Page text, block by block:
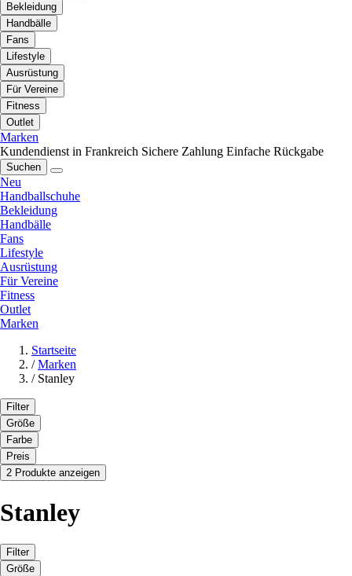
Bekleidung
Handbälle
Fans
Lifestyle
Ausrüstung
Für Vereine
Fitness
Outlet
Marken
Kundendienst in Frankreich Sichere Zahlung Einfache Rückgabe
Suchen
Neu
Handballschuhe
Bekleidung
Handbälle
Fans
Lifestyle
Ausrüstung
Für Vereine
Fitness
Outlet
Marken
Startseite
/ Marken
/ Stanley
Filter
Größe
Farbe
Preis
2 Produkte anzeigen
Stanley
Filter
Größe